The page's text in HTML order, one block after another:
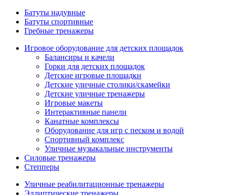
Батуты надувные
Батуты спортивные
Гребные тренажеры
Игровое оборудование для детских площадок
Балансиры и качели
Горки для детских площадок
Детские игровые площадки
Детские уличные столики/скамейки
Детские уличные тренажеры
Игровые макеты
Интерактивные панели
Канатные комплексы
Оборудование для игр с песком и водой
Спортивный комплекс
Уличные музыкальные инструменты
Силовые тренажеры
Степперы
Уличные реабилитационные тренажеры
Эллиптические тренажеры